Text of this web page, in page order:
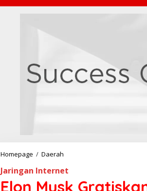
Homepage / Daerah
o
n
M
Jaringan Internet
Elon Musk